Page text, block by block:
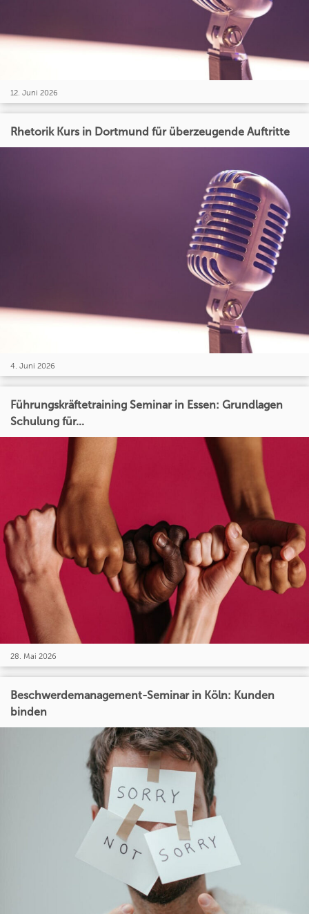
12. Juni 2026
Rhetorik Kurs in Dortmund für überzeugende Auftritte
4. Juni 2026
Führungskräftetraining Seminar in Essen: Grundlagen
Schulung für...
28. Mai 2026
Beschwerdemanagement-Seminar in Köln: Kunden
binden